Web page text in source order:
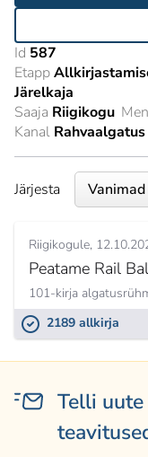
Id 587
Etapp
Järelkaja
Saaja Riigikogu
Kanal Rahvaalgatus
Järjesta
Riigikogule
Peatame Rail
101-kirja
2189 allkirja
Telli